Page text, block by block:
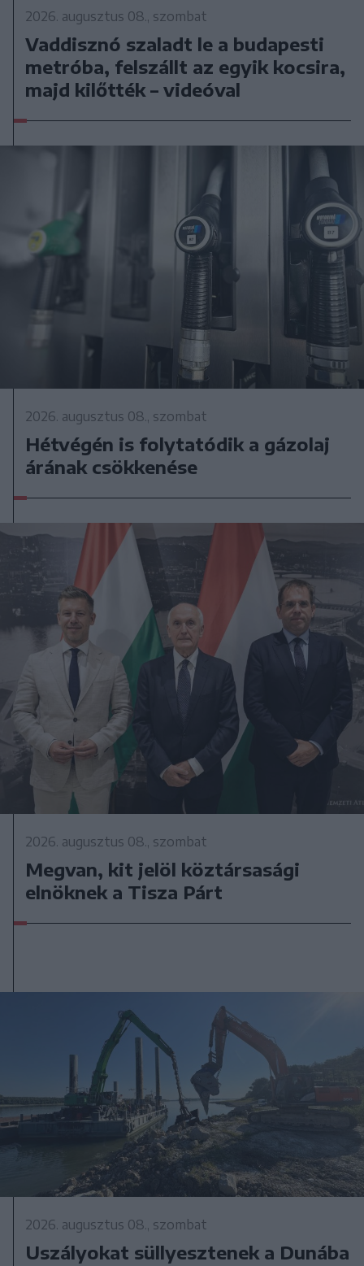
2026. augusztus 08., szombat
Vaddisznó szaladt le a budapesti
metróba, felszállt az egyik kocsira,
majd kilőtték – videóval
2026. augusztus 08., szombat
Hétvégén is folytatódik a gázolaj
árának csökkenése
2026. augusztus 08., szombat
Megvan, kit jelöl köztársasági
elnöknek a Tisza Párt
2026. augusztus 08., szombat
Uszályokat süllyesztenek a Dunába